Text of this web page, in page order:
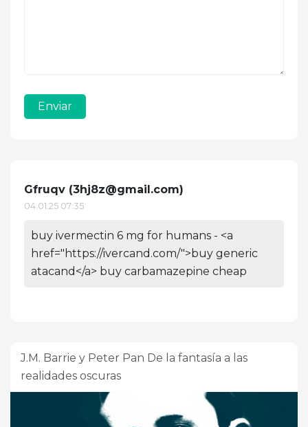
Enviar
Gfruqv (3hj8z@gmail.com)
04.01.25 07:35
buy ivermectin 6 mg for humans - <a
href="https://ivercand.com/">buy generic
atacand</a> buy carbamazepine cheap
J.M. Barrie y Peter Pan De la fantasía a las
realidades oscuras